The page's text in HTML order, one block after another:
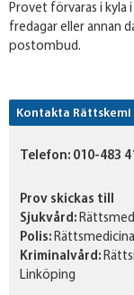
Provet förvaras i kyla
fredagar eller annan
postombud.
Kontakta Rättskemi
Telefon: 010-483
Prov skickas till
Sjukvård:
Polis:
Kriminalvård:
Linköping